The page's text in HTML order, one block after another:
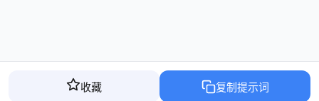
收藏 复制提示词